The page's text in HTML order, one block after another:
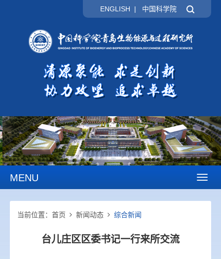
ENGLISH | 中国科学院
MENU
当前位置： 首页 新闻动态 综合新闻
台儿庄区区委书记一行来所交流